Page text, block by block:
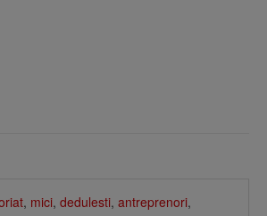
, mici, dedulesti, antreprenori,